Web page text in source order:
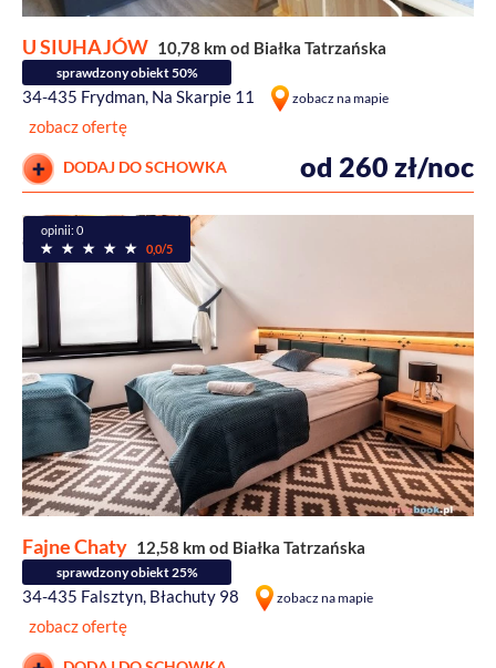
U SIUHAJÓW 10,78 km od Białka Tatrzańska
sprawdzony obiekt 50%
34-435 Frydman, Na Skarpie 11 zobacz na mapie
zobacz ofertę
DODAJ DO SCHOWKA od 260 zł/noc
opinii: 0
0,0/5
Fajne Chaty 12,58 km od Białka Tatrzańska
sprawdzony obiekt 25%
34-435 Falsztyn, Błachuty 98 zobacz na mapie
zobacz ofertę